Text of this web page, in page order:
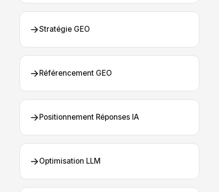
→Stratégie GEO
→Référencement GEO
→Positionnement Réponses IA
→Optimisation LLM